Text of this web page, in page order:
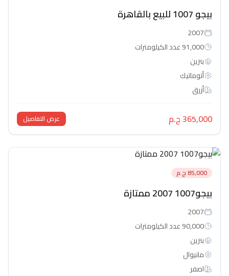
بيجو 1007 للبيع بالقاهرة
2007
91,000 عدد الكيلومترات
بنزين
أتوماتيك‎
أزرق
365,000 ج.م عرض التفاصيل
85,000 ج.م
بيجو1007 2007 ممتازة
2007
90,000 عدد الكيلومترات
بنزين
مانيوال
اصفر